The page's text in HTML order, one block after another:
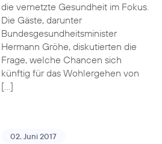
die vernetzte Gesundheit im Fokus.
Die Gäste, darunter
Bundesgesundheitsminister
Hermann Gröhe, diskutierten die
Frage, welche Chancen sich
künftig für das Wohlergehen von
[…]
02. Juni 2017